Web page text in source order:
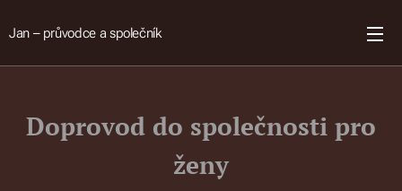
Jan – průvodce a společník
Doprovod do společnosti pro
ženy